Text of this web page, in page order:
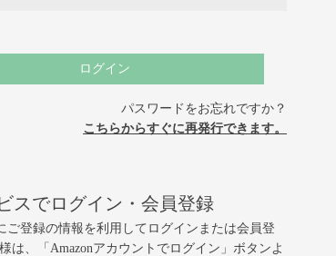
ログイン
パスワードをお忘れですか？
こちらからすぐに再発行できます。
スでログイン・会員登録
ご登録の情報を利用してログインまたは会員登
は、「Amazonアカウントでログイン」ボタンよ